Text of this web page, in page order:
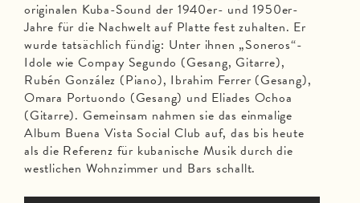
originalen Kuba-Sound der 1940er- und 1950er-
Jahre für die Nachwelt auf Platte fest zuhalten. Er
wurde tatsächlich fündig: Unter ihnen „Soneros“-
Idole wie Compay Segundo (Gesang, Gitarre),
Rubén González (Piano), Ibrahim Ferrer (Gesang),
Omara Portuondo (Gesang) und Eliades Ochoa
(Gitarre). Gemeinsam nahmen sie das einmalige
Album Buena Vista Social Club auf, das bis heute
als die Referenz für kubanische Musik durch die
westlichen Wohnzimmer und Bars schallt.